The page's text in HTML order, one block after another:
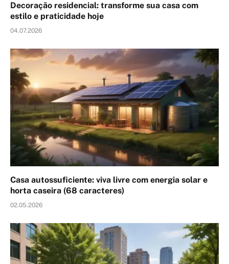
Decoração residencial: transforme sua casa com
estilo e praticidade hoje
04.07.2026
Casa autossuficiente: viva livre com energia solar e
horta caseira (68 caracteres)
02.05.2026